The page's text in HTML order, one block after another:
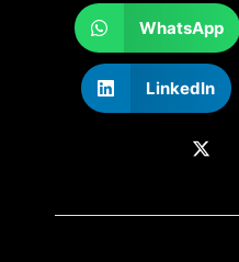
WhatsApp
LinkedIn